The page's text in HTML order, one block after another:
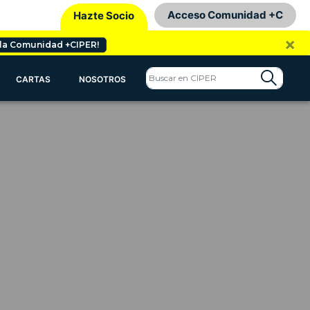
Hazte Socio Acceso Comunidad +C
la Comunidad +CIPER! ×
CARTAS NOSOTROS